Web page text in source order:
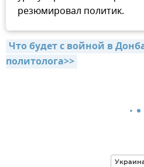
резюмировал политик.
Что будет с войной в
политолога>>